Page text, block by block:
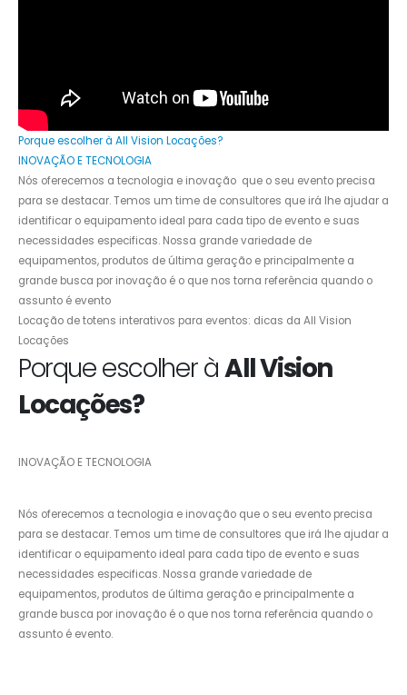
Porque escolher à All Vision Locações?
INOVAÇÃO E TECNOLOGIA
Nós oferecemos a tecnologia e inovação que o seu evento precisa
para se destacar. Temos um time de consultores que irá lhe ajudar a
identificar o equipamento ideal para cada tipo de evento e suas
necessidades especificas. Nossa grande variedade de
equipamentos, produtos de última geração e principalmente a
grande busca por inovação é o que nos torna referência quando o
assunto é evento
Locação de totens interativos para eventos: dicas da All Vision
Locações
Porque escolher àAll Vision
Locações?
INOVAÇÃO E TECNOLOGIA
Nós oferecemos a tecnologia e inovação que o seu evento precisa
para se destacar. Temos um time de consultores que irá lhe ajudar a
identificar o equipamento ideal para cada tipo de evento e suas
necessidades especificas. Nossa grande variedade de
equipamentos, produtos de última geração e principalmente a
grande busca por inovação é o que nos torna referência quando o
assunto é evento.